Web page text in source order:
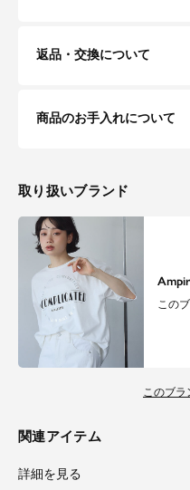
返品・交換について
商品のお手入れについて
取り扱いブランド
この
このブラ
関連アイテム
詳細を見る